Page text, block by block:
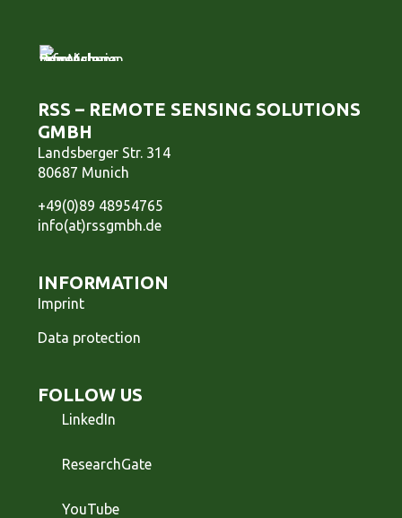
RSS – REMOTE SENSING SOLUTIONS
GMBH
Landsberger Str. 314
80687 Munich
+49(0)89 48954765
info(at)rssgmbh.de
INFORMATION
Imprint
Data protection
FOLLOW US
LinkedIn
ResearchGate
YouTube